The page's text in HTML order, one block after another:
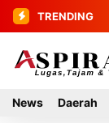
TRENDING
News Daerah